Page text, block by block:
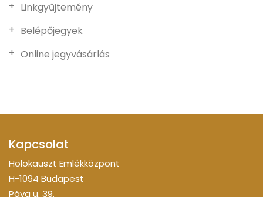
Linkgyűjtemény
Belépőjegyek
Online jegyvásárlás
Kapcsolat
Holokauszt Emlékközpont
H-1094 Budapest
Páva u. 39.